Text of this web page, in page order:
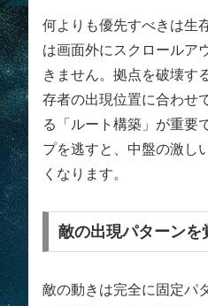
何よりも優先すべきは生
は画面外にスクロールア
きません。拠点を破壊す
存者の出現位置に合わせ
る「ルート構築」が重要
プを逃すと、中盤の激し
くなります。
敵の出現パターンを
敵の動きは完全に固定パ